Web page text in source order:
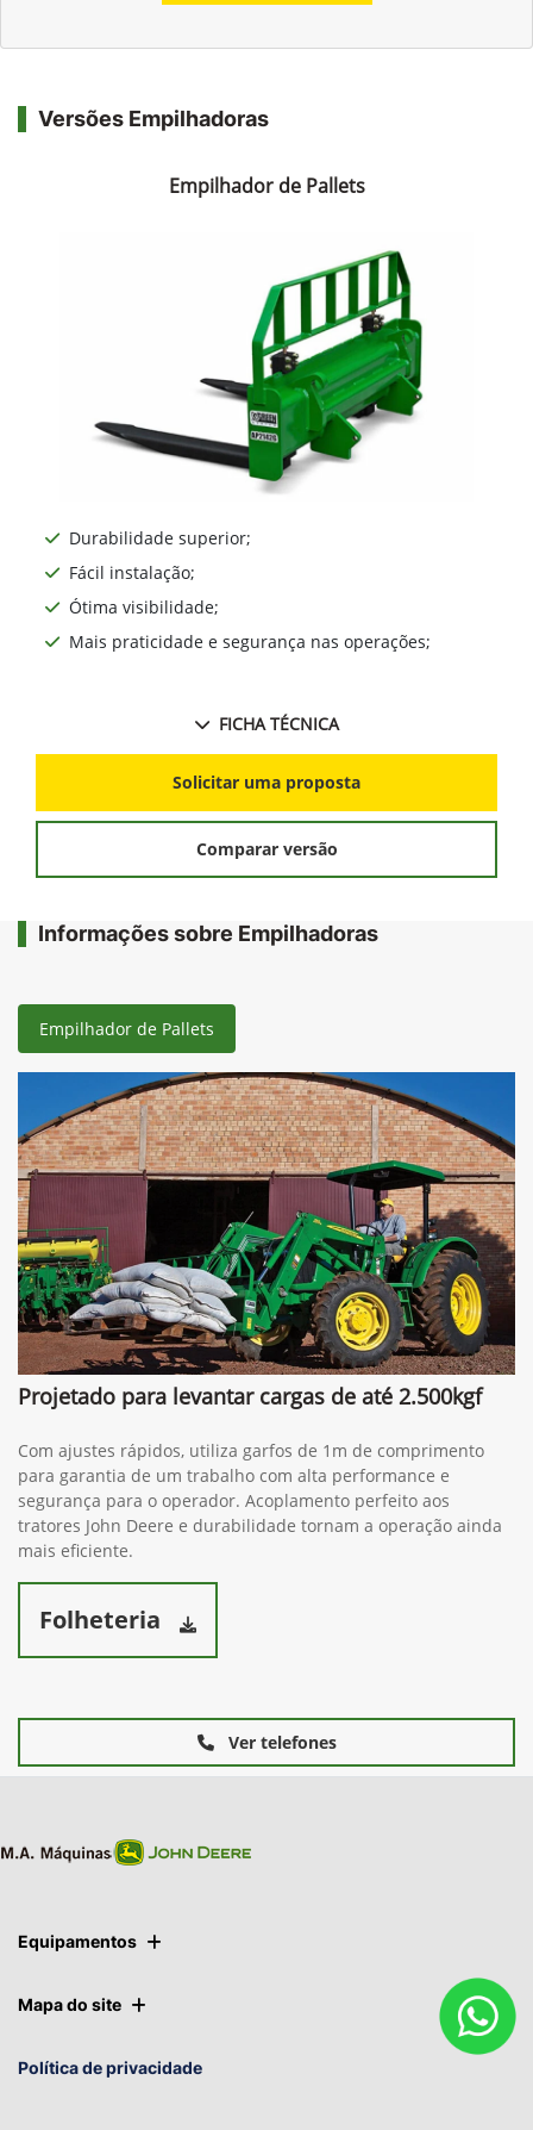
Versões Empilhadoras
Empilhador de Pallets
Durabilidade superior;
Fácil instalação;
Ótima visibilidade;
Mais praticidade e segurança nas operações;
FICHA TÉCNICA
Solicitar uma proposta
Comparar versão
Informações sobre Empilhadoras
Empilhador de Pallets
Projetado para levantar cargas de até 2.500kgf
Com ajustes rápidos, utiliza garfos de 1m de comprimento
para garantia de um trabalho com alta performance e
segurança para o operador. Acoplamento perfeito aos
tratores John Deere e durabilidade tornam a operação ainda
mais eficiente.
Folheteria
Ver telefones
Equipamentos
Mapa do site
Política de privacidade